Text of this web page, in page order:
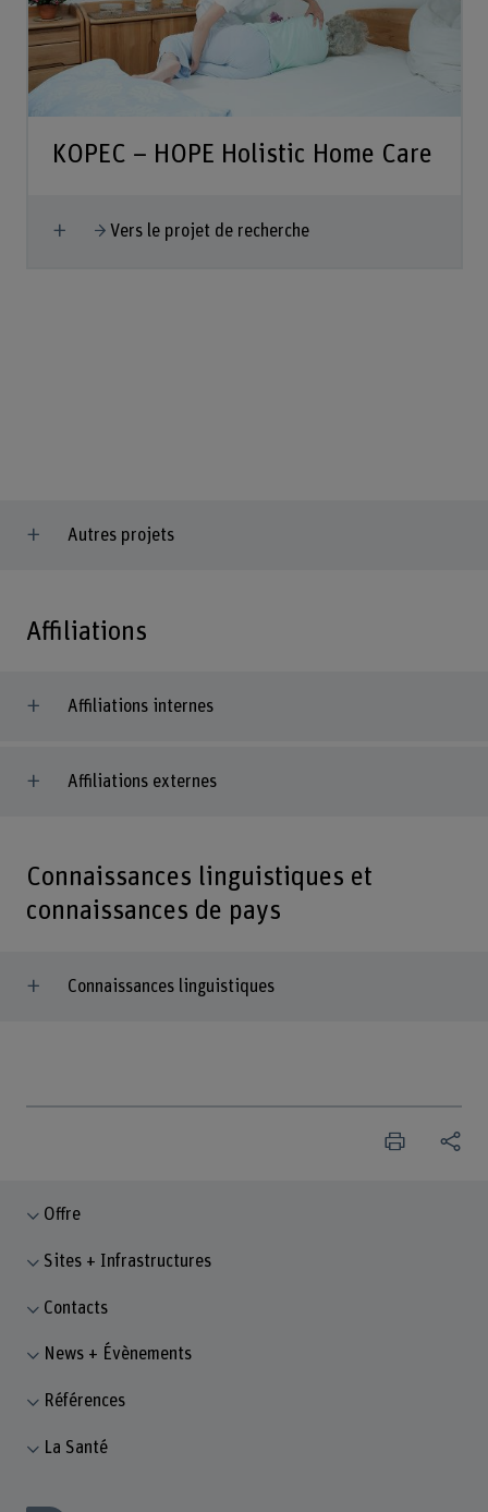
KOPEC – HOPE Holistic Home Care
Afficher plus
Vers le projet de recherche
Autres projets
Affiliations
Affiliations internes
Affiliations externes
Connaissances linguistiques et
connaissances de pays
Connaissances linguistiques
Offre
Sites + Infrastructures
Contacts
News + Évènements
Références
La Santé